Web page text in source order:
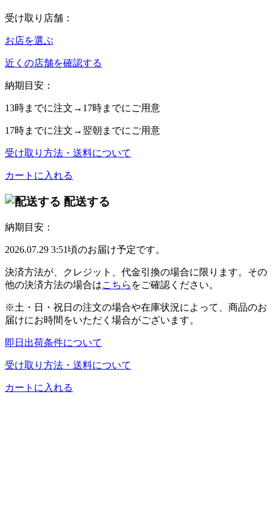
受け取り店舗：
お店を選ぶ
近くの店舗を確認する
納期目安：
13時までに注文→ 17時までにご用意
17時までに注文→ 翌朝 までにご用意
受け取り方法・送料について
カートに入れる
配送する
納期目安：
2026.07.29 3:51頃のお届け予定です。
決済方法が、クレジット、代金引換の場合に限ります。その
他の決済方法の場合はこちら をご確認ください。
※土・日・祝日の注文の場合や在庫状況によって、商品のお
届けにお時間をいただく場合がございます。
即日出荷条件について
受け取り方法・送料について
カートに入れる